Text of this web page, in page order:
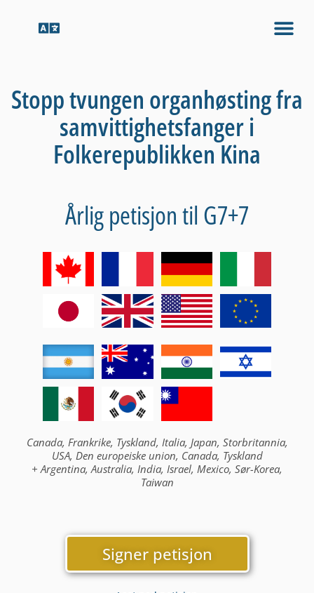
Stopp tvungen organhøsting fra
samvittighetsfanger i
Folkerepublikken Kina
Årlig petisjon til G7+7
Canada, Frankrike, Tyskland, Italia, Japan, Storbritannia,
USA, Den europeiske union, Canada, Tyskland
+ Argentina, Australia, India, Israel, Mexico, Sør-Korea,
Taiwan
Signer petisjon